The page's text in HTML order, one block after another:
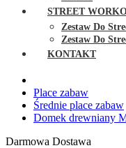
STREET
Zestaw Do
Zestaw Do
KONTAKT
Place zabaw
Średnie place zabaw
Domek drewniany
Darmowa Dostawa